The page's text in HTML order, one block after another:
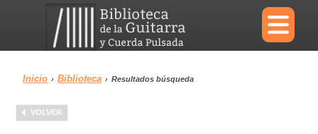
×
Menu
Inicio › Biblioteca › Resultados búsqueda
VOLVER